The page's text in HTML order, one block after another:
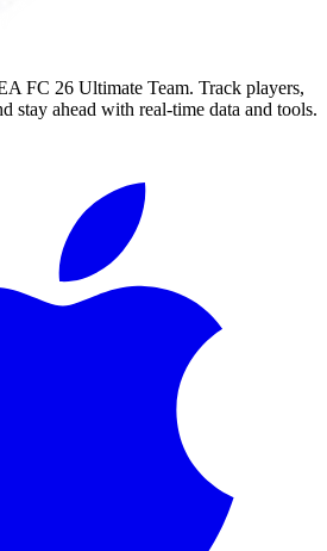
FC 26 Ultimate Team. Track players,
stay ahead with real-time data and tools.